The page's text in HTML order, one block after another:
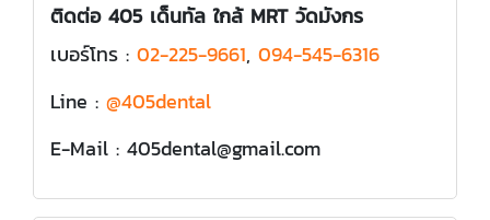
ติดต่อ 405 เด็นทัล ใกล้ MRT วัดมังกร
เบอร์โทร : 02-225-9661, 094-545-6316
Line : @405dental
E-Mail : 405dental@gmail.com